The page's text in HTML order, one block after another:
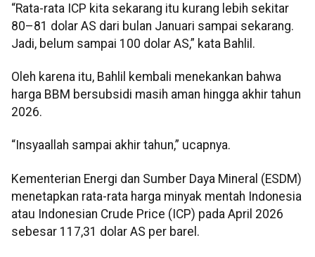
“Rata-rata ICP kita sekarang itu kurang lebih sekitar
80–81 dolar AS dari bulan Januari sampai sekarang.
Jadi, belum sampai 100 dolar AS,” kata Bahlil.
Oleh karena itu, Bahlil kembali menekankan bahwa
harga BBM bersubsidi masih aman hingga akhir tahun
2026.
“Insyaallah sampai akhir tahun,” ucapnya.
Kementerian Energi dan Sumber Daya Mineral (ESDM)
menetapkan rata-rata harga minyak mentah Indonesia
atau Indonesian Crude Price (ICP) pada April 2026
sebesar 117,31 dolar AS per barel.